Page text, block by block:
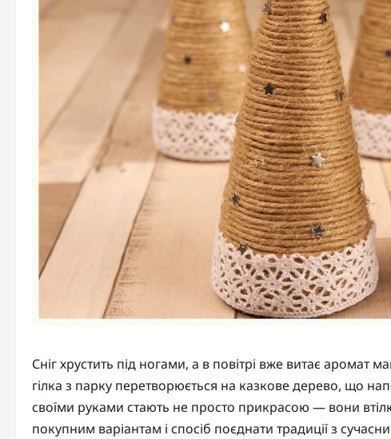
Сніг хрустить під ногами, а в повітрі вже витає аромат
гілка з парку перетворюється на казкове дерево, що
своїми руками стають не просто прикрасою — вони
покупним варіантам і спосіб поєднати традиції з